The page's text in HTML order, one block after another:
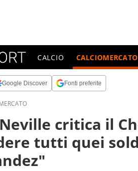
CALCIO CALCIOMERCATO
Google Discover Fonti preferite
critica il
tutti quei